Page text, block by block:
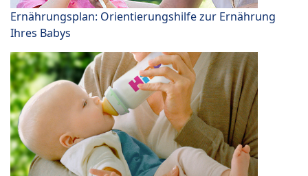
Ernährungsplan: Orientierungshilfe zur Ernährung
Ihres Babys